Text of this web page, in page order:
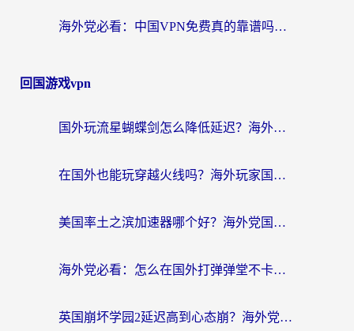
海外党必看：中国VPN免费真的靠谱吗？手把手教你选对回国加速器
回国游戏vpn
国外玩流星蝴蝶剑怎么降低延迟？海外党必看的加速秘籍（含欧洲鸣潮&彩虹岛优化攻略）
在国外也能玩穿越火线吗？海外玩家国服游戏畅玩终极指南
美国率土之滨加速器哪个好？海外党国服游戏畅玩终极指南（附多游戏解决方案）
海外党必看：怎么在国外打弹弹堂不卡？番茄加速器亲测指南
英国崩坏学园2延迟高到心态崩？海外党国服游戏加速终极指南